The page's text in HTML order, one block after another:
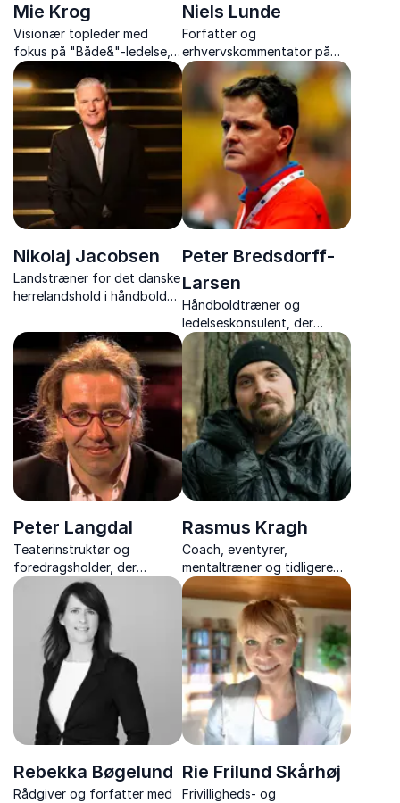
Mie Krog
Visionær topleder med
fokus på "Både&"-ledelse,
fremtidens arbejdsliv og det
konkrete samspil mellem
bestyrelse og topledelsen.
Niels Lunde
Forfatter og
erhvervskommentator på
Finans med unikke indsigter i
ledelse og dansk erhvervsliv
Nikolaj Jacobsen
Landstræner for det danske
herrelandshold i håndbold
håndboldspiller med
foredrag om ledelse,
motivation og vejen til
verdensklasse
Peter Bredsdorff-
Larsen
Håndboldtræner og
ledelseskonsulent, der
leverer energiske foredrag
om ledelse, teamwork og
motivation – krydret med
stærke håndboldanekdoter.
Peter Langdal
Teaterinstruktør og
foredragsholder, der
forener kreativitet, humor
og lederskab i inspirerende
foredrag.
Rasmus Kragh
Coach, eventyrer,
mentaltræner og tidligere
bjergbestiger med
erfaringer fra ekstreme
ekspeditioner til stærkere
mental balance og
bæredygtig motivation.
Rebekka Bøgelund
Rådgiver og forfatter med
Rie Frilund Skårhøj
Frivilligheds- og